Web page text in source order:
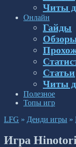
Читы
Онлайн
Гайды
Статьи
Читы
Полезное
Топы игр
LFG » Денди игры »
Игра